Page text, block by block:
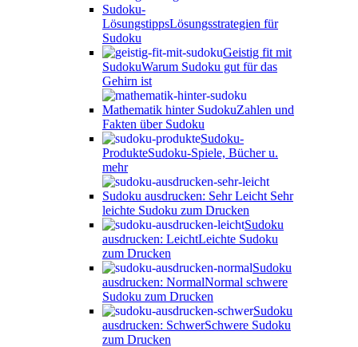
Sudoku-
LösungstippsLösungsstrategien für
Sudoku
Geistig fit mit
SudokuWarum Sudoku gut für das
Gehirn ist
Mathematik hinter SudokuZahlen und
Fakten über Sudoku
Sudoku-
ProdukteSudoku-Spiele, Bücher u.
mehr
Sudoku ausdrucken: Sehr Leicht Sehr
leichte Sudoku zum Drucken
Sudoku
ausdrucken: LeichtLeichte Sudoku
zum Drucken
Sudoku
ausdrucken: NormalNormal schwere
Sudoku zum Drucken
Sudoku
ausdrucken: SchwerSchwere Sudoku
zum Drucken